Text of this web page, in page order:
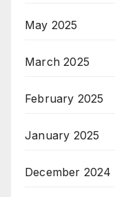
May 2025
March 2025
February 2025
January 2025
December 2024